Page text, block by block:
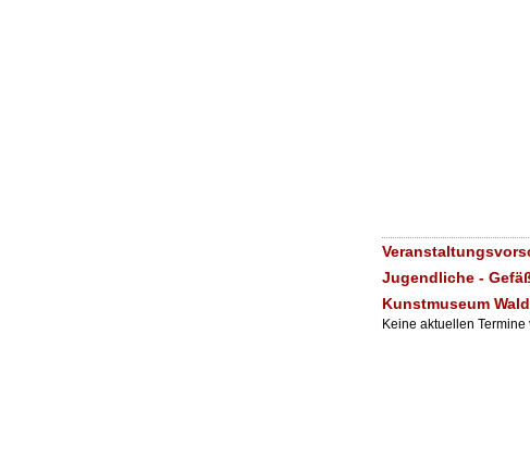
Jugendliche -
Kunstmuseum
Keine aktuellen Termine